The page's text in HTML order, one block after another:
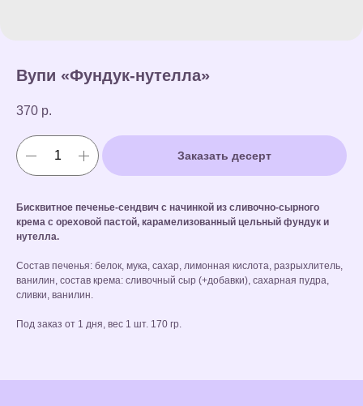
Вупи «Фундук-нутелла»
370 р.
Заказать десерт
Бисквитное печенье-сендвич с начинкой из сливочно-сырного
крема с ореховой пастой, карамелизованный цельный фундук и
нутелла.
Состав печенья: белок, мука, сахар, лимонная кислота, разрыхлитель,
ванилин, состав крема: сливочный сыр (+добавки), сахарная пудра,
сливки, ванилин.
Под заказ от 1 дня, вес 1 шт. 170 гр.